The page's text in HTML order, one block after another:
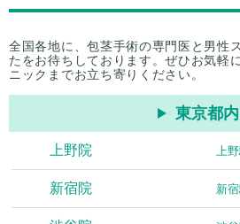
全国各地に、包茎手術の専門医と男性
たをお待ちしております。ぜひお気軽
ニックまでお立ち寄りください。
東京都内
上野院 上
新宿院 新